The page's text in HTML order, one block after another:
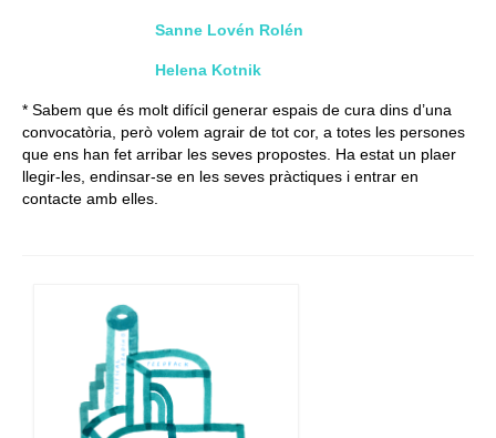
Sanne Lovén Rolén
Helena Kotnik
* Sabem que és molt difícil generar espais de cura dins d’una
convocatòria, però volem agrair de tot cor, a totes les persones
que ens han fet arribar les seves propostes. Ha estat un plaer
llegir-les, endinsar-se en les seves pràctiques i entrar en
contacte amb elles.